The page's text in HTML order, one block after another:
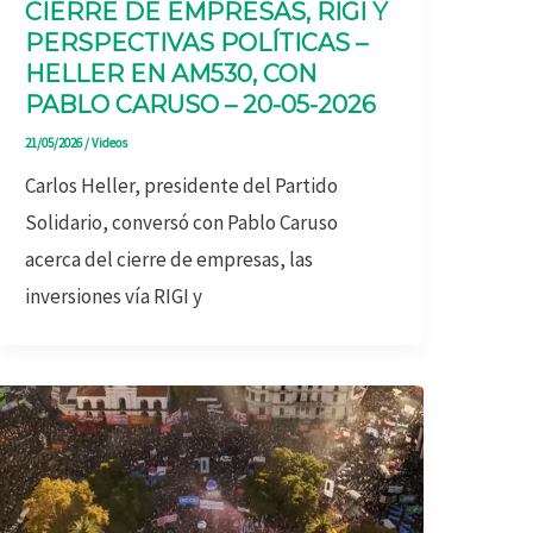
CIERRE DE EMPRESAS, RIGI Y
PERSPECTIVAS POLÍTICAS –
HELLER EN AM530, CON
PABLO CARUSO – 20-05-2026
21/05/2026/Videos
Carlos Heller, presidente del Partido
Solidario, conversó con Pablo Caruso
acerca del cierre de empresas, las
inversiones vía RIGI y